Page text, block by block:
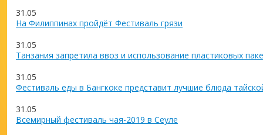
31.05
На Филиппинах пройдёт Фестиваль грязи
31.05
Танзания запретила ввоз и использование пластиковых
31.05
Фестиваль еды в Бангкоке представит лучшие блюда
31.05
Всемирный фестиваль чая-2019 в Сеуле